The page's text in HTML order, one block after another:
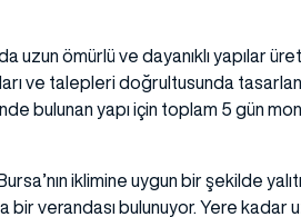
uzun ömürlü ve dayanıklı yapılar
ve talepleri doğrultusunda
bulunan yapı için toplam 5 gün
iklimine uygun bir şekilde
bir verandası bulunuyor. Yere